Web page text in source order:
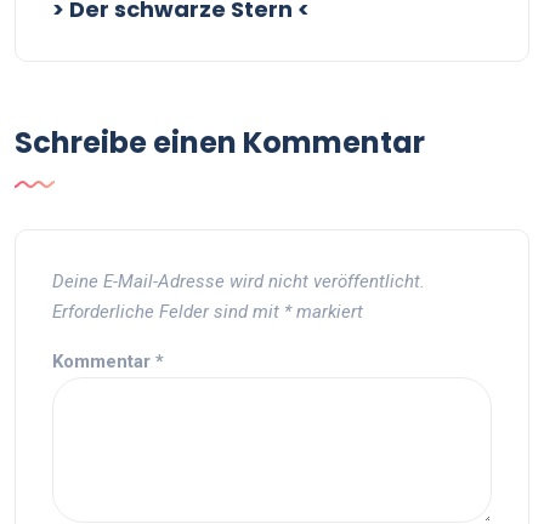
> Der schwarze Stern <
Schreibe einen Kommentar
Deine E-Mail-Adresse wird nicht veröffentlicht.
Erforderliche Felder sind mit *markiert
Kommentar *